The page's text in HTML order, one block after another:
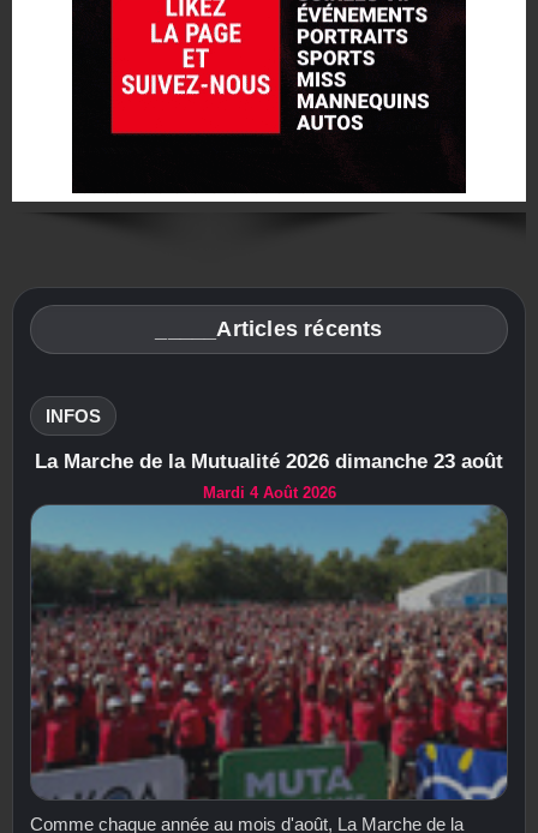
_____Articles récents
INFOS
La Marche de la Mutualité 2026 dimanche 23 août
Mardi 4 Août 2026
Comme chaque année au mois d'août, La Marche de la